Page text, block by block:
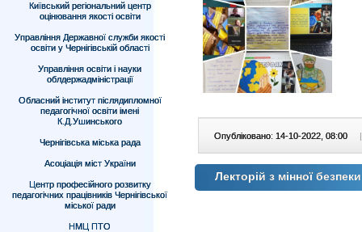
Київський регіональний центр
оцінювання якості освіти
Управління Державної служби якості
освіти у Чернігівській області
Управління освіти і науки
облдержадміністрації
Обласний інститут післядипломної
педагогічної освіти імені
К.Д.Ушинського
Чернігівська міська рада
Асоціація міст України
Центр професійного розвитку
педагогічних працівників Чернігівської
міської ради
НМЦ ПТО
Опубліковано: 14-10-2022, 08:00 |
Лекторій з мінної